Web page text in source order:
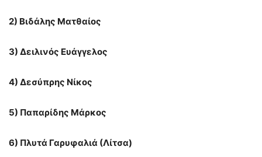
2) Βιδάλης Ματθαίος
3) Δειλινός Ευάγγελος
4) Δεσύπρης Νίκος
5) Παπαρίδης Μάρκος
6) Πλυτά Γαρυφαλιά (Λίτσα)